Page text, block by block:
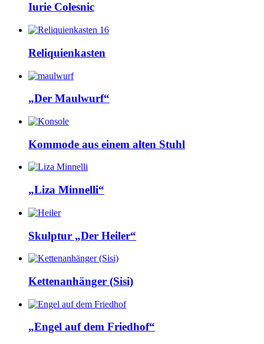
Iurie Colesnic
Reliquienkasten
„Der Maulwurf“
Kommode aus einem alten Stuhl
„Liza Minnelli“
Skulptur „Der Heiler“
Kettenanhänger (Sisi)
„Engel auf dem Friedhof“